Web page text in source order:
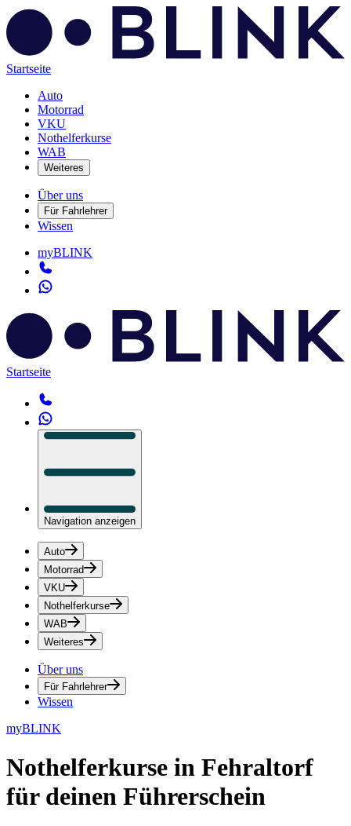
Startseite
Auto
Motorrad
VKU
Nothelferkurse
WAB
Weiteres
Über uns
Für Fahrlehrer
Wissen
myBLINK
Startseite
Navigation anzeigen
Auto
Motorrad
VKU
Nothelferkurse
WAB
Weiteres
Über uns
Für Fahrlehrer
Wissen
myBLINK
Nothelferkurse in Fehraltorf
für deinen Führerschein